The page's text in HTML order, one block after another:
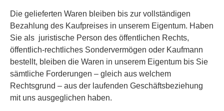
Die gelieferten Waren bleiben bis zur vollständigen
Bezahlung des Kaufpreises in unserem Eigentum. Haben
Sie als juristische Person des öffentlichen Rechts,
öffentlich-rechtliches Sondervermögen oder Kaufmann
bestellt, bleiben die Waren in unserem Eigentum bis Sie
sämtliche Forderungen – gleich aus welchem
Rechtsgrund – aus der laufenden Geschäftsbeziehung
mit uns ausgeglichen haben.